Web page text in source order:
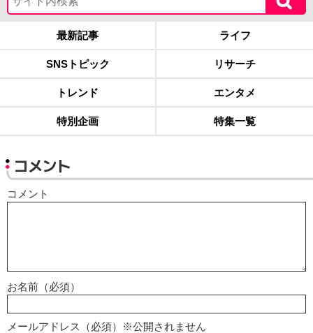
最新記事 ライフ
SNSトピック リサーチ
トレンド エンタメ
特別企画 特集一覧
コメント
コメント
お名前（必須）
メールアドレス（必須）※公開されません